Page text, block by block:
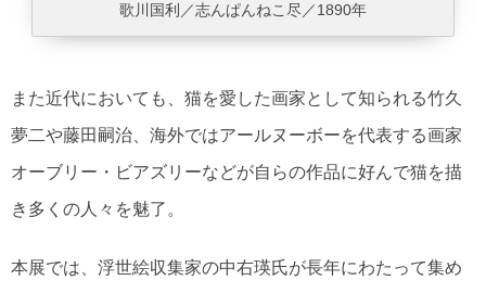
歌川国利／志んぱんねこ尽／1890年
また近代においても、猫を愛した画家として知られる竹久
夢二や藤田嗣治、海外ではアールヌーボーを代表する画家
オーブリー・ビアズリーなどが自らの作品に好んで猫を描
き多くの人々を魅了。
本展では、浮世絵収集家の中右瑛氏が長年にわたって集め